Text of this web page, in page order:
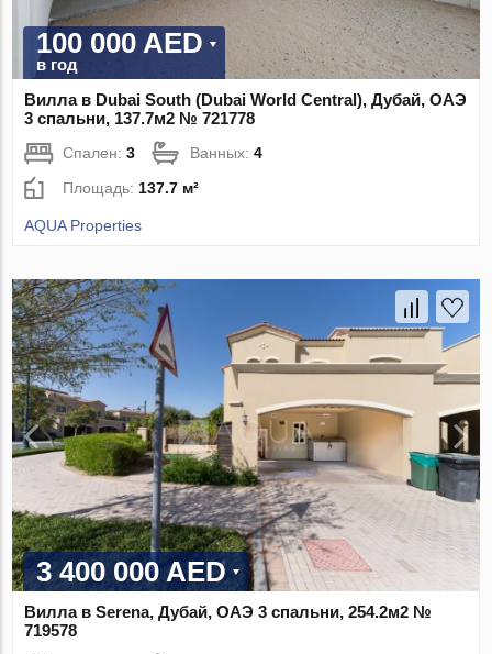
100 000 AED
в год
Вилла в Dubai South (Dubai World Central), Дубай, ОАЭ
3 спальни, 137.7м2 № 721778
Спален:3 Ванных:4
Площадь: 137.7 м²
AQUA Properties
3 400 000 AED
Вилла в Serena, Дубай, ОАЭ 3 спальни, 254.2м2 №
719578